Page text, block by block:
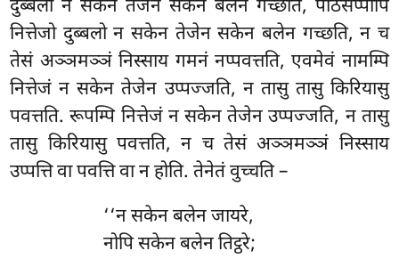
दुब्बलो न सकेन तेजेन सकेन बलेन गच्छति, पीठसप्पीपि
नित्तेजो दुब्बलो न सकेन तेजेन सकेन बलेन गच्छति, न च
तेसं अञ्ञमञ्ञं निस्साय गमनं नप्पवत्तति, एवमेवं नामम्पि
नित्तेजं न सकेन तेजेन उप्पज्जति, न तासु तासु किरियासु
पवत्तति. रूपम्पि नित्तेजं न सकेन तेजेन उप्पज्जति, न तासु
तासु किरियासु पवत्तति, न च तेसं अञ्ञमञ्ञं निस्साय
उप्पत्ति वा पवत्ति वा न होति. तेनेतं वुच्चति –
‘‘न सकेन बलेन जायरे,
नोपि सकेन बलेन तिट्ठरे;